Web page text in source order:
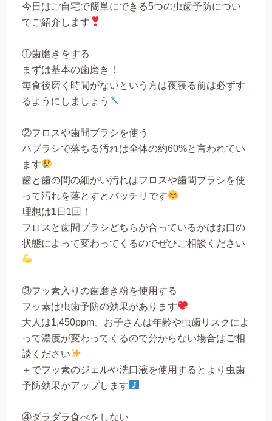
今日はご自宅で簡単にできる5つの虫歯予防につい
てご紹介します
①歯磨きをする
まずは基本の歯磨き！
毎食後磨く時間がないという方は夜寝る前は必ずす
るようにしましょう
②フロスや歯間ブラシを使う
ハブラシで落ちる汚れは全体の約60%と言われてい
ます
歯と歯の間の細かい汚れはフロスや歯間ブラシを使
って汚れを落とすとバッチリです
理想は1日1回！
フロスと歯間ブラシどちらが合っているかはお口の
状態によって変わってくるのでぜひご相談ください
③フッ素入りの歯磨き粉を使用する
フッ素は虫歯予防の効果があります
大人は1,450ppm、お子さんは年齢や虫歯リスクによ
って濃度が変わってくるので分からない場合はご相
談ください
＋でフッ素のジェルや洗口液を使用するとより虫歯
予防効果がアップします
④ダラダラ食べをしない